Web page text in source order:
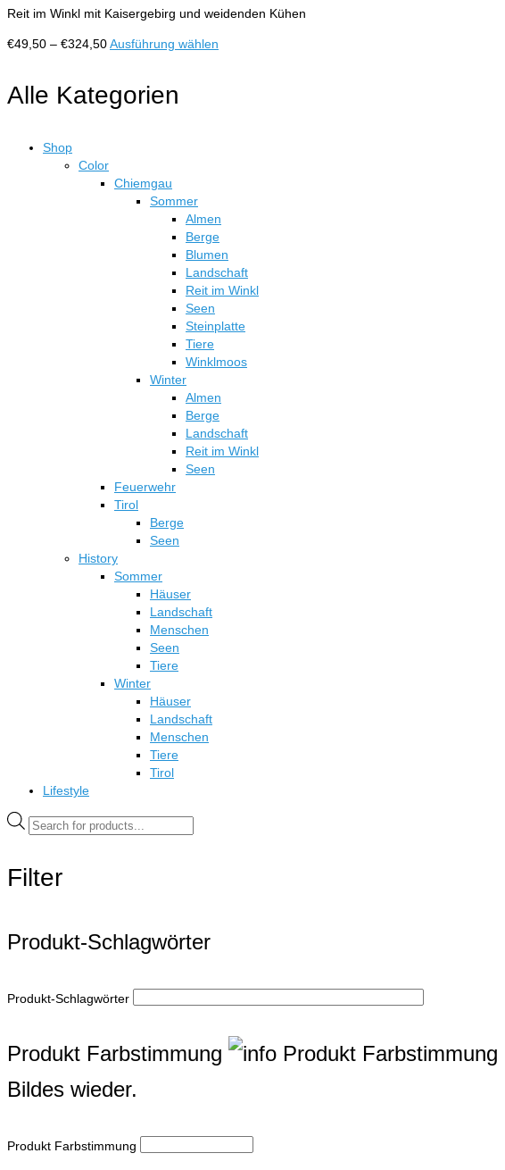
werden
Die
können
Reit im Winkl mit Kaisergebirg und weidenden Kühen
€49,50 – €324,50Preisspanne:
€324,50
Ausführung wählen
der
Produktseite
gewählt
werden
Alle Kategorien
Shop
Color
Chiemgau
Sommer
Almen
Berge
Blumen
Landschaft
Reit im Winkl
Seen
Steinplatte
Tiere
Winklmoos
Winter
Almen
Berge
Landschaft
Reit im Winkl
Seen
Feuerwehr
Tirol
Berge
Seen
History
Sommer
Häuser
Landschaft
Menschen
Seen
Tiere
Winter
Häuser
Landschaft
Menschen
Tiere
Tirol
Lifestyle
Products
search
Filter
Produkt-Schlagwörter
Produkt-Schlagwörter
Produkt Farbstimmung Produkt Farbstimmung
Bildes wieder.
Produkt Farbstimmung